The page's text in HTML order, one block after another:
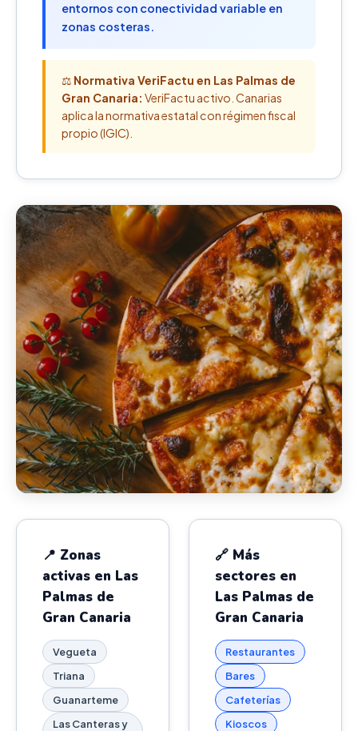
entornos con conectividad variable en
zonas costeras.
⚖️ Normativa VeriFactu en Las Palmas de
Gran Canaria: VeriFactu activo. Canarias
aplica la normativa estatal con régimen fiscal
propio (IGIC).
📍 Zonas
activas en Las
Palmas de
Gran Canaria
Vegueta
Triana
Guanarteme
Las Canteras y
🔗 Más
sectores en
Las Palmas de
Gran Canaria
Restaurantes
Bares
Cafeterías
Kioscos